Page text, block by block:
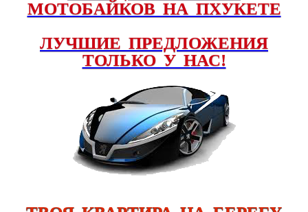
МОТОБАЙКОВ НА ПХУКЕТЕ
ЛУЧШИЕ ПРЕДЛОЖЕНИЯ
ТОЛЬКО У НАС!